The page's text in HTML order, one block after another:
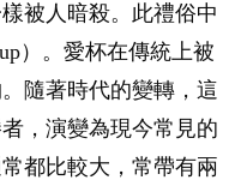
被人暗殺。此禮俗中
）。愛杯在傳統上被
隨著時代的變轉，這
，演變為現今常見的
都比較大，常帶有兩